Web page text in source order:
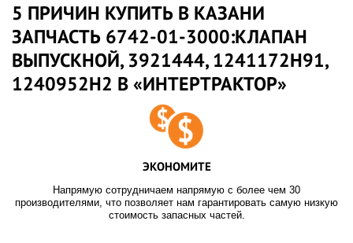
5 ПРИЧИН КУПИТЬ В КАЗАНИ
ЗАПЧАСТЬ 6742-01-3000:КЛАПАН
ВЫПУСКНОЙ, 3921444, 1241172H91,
1240952H2 В «ИНТЕРТРАКТОР»
ЭКОНОМИТЕ
Напрямую сотрудничаем напрямую с более чем 30
производителями, что позволяет нам гарантировать самую низкую
стоимость запасных частей.